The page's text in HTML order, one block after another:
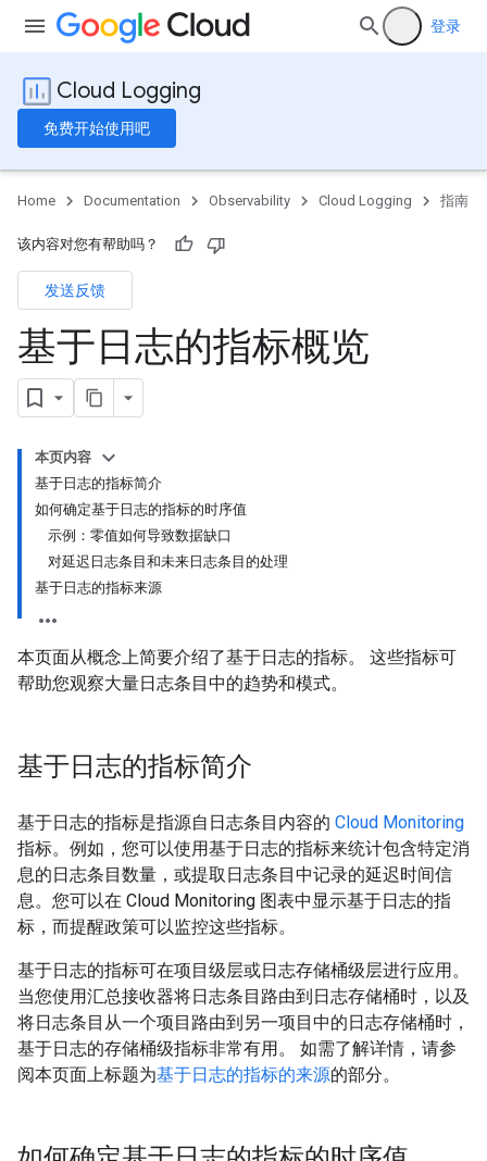
登录
Cloud Logging
免费开始使用吧
Home Documentation Observability Cloud Logging 指南
该内容对您有帮助吗？
发送反馈
基于日志的指标概览
本页内容
基于日志的指标简介
如何确定基于日志的指标的时序值
示例：零值如何导致数据缺口
对延迟日志条目和未来日志条目的处理
基于日志的指标来源
本页面从概念上简要介绍了基于日志的指标。 这些指标可
帮助您观察大量日志条目中的趋势和模式。
基于日志的指标简介
基于日志的指标是指源自日志条目内容的 Cloud Monitoring
指标。例如，您可以使用基于日志的指标来统计包含特定消
息的日志条目数量，或提取日志条目中记录的延迟时间信
息。您可以在 Cloud Monitoring 图表中显示基于日志的指
标，而提醒政策可以监控这些指标。
基于日志的指标可在项目级层或日志存储桶级层进行应用。
当您使用汇总接收器将日志条目路由到日志存储桶时，以及
将日志条目从一个项目路由到另一项目中的日志存储桶时，
基于日志的存储桶级指标非常有用。 如需了解详情，请参
阅本页面上标题为基于日志的指标的来源的部分。